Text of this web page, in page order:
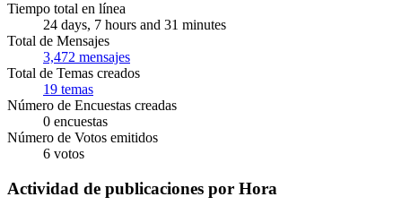
Tiempo total en línea
24 days, 7 hours and 31 minutes
Total de Mensajes
3,472 mensajes
Total de Temas creados
19 temas
Número de Encuestas creadas
0 encuestas
Número de Votos emitidos
6 votos
Actividad de publicaciones por Hora